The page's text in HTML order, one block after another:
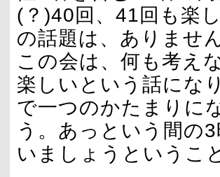
(？)40回、41回も楽
の話題は、ありませ
この会は、何も考え
楽しいという話にな
で一つのかたまりに
う。あっという間の
いましょうというこ